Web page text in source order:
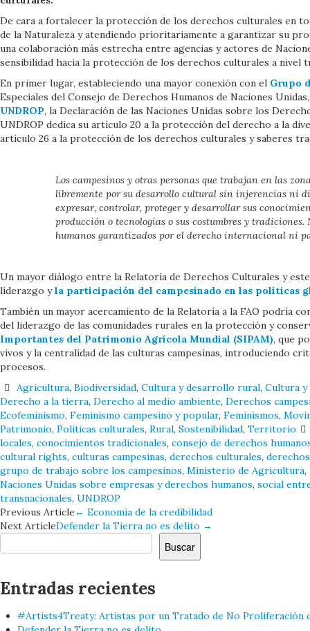
De cara a fortalecer la protección de los derechos culturales en
de la Naturaleza y atendiendo prioritariamente a garantizar su
una colaboración más estrecha entre agencias y actores de
sensibilidad hacia la protección de los derechos culturales a nivel
En primer lugar, estableciendo una mayor conexión con el Grupo
Especiales del Consejo de Derechos Humanos de Naciones
UNDROP, la Declaración de las Naciones Unidas sobre los
UNDROP dedica su artículo 20 a la protección del derecho a la
artículo 26 a la protección de los derechos culturales y saberes
Los campesinos y otras personas que trabajan en las
libremente por su desarrollo cultural sin injerencias ni
expresar, controlar, proteger y desarrollar sus
producción o tecnologías o sus costumbres y
humanos garantizados por el derecho internacional ni
Un mayor diálogo entre la Relatoría de Derechos Culturales y
liderazgo yla participación del campesinado en las políticas
También un mayor acercamiento de la Relatoría a la FAO
del liderazgo de las comunidades rurales en la protección y
Importantes del Patrimonio Agrícola Mundial (SIPAM), que
vivos y la centralidad de las culturas campesinas, introduciendo
procesos.
Agricultura, Biodiversidad, Cultura y desarrollo rural, Cultura
Derecho a la tierra, Derecho al medio ambiente, Derechos
Ecofeminismo, Feminismo campesino y popular, Feminismos,
Patrimonio, Políticas culturales, Rural, Sostenibilidad, Territorio
locales, conocimientos tradicionales, consejo de derechos
cultural rights, culturas campesinas, derechos culturales,
grupo de trabajo sobre los campesinos, Ministerio de Agricultura,
Naciones Unidas sobre empresas y derechos humanos, social
transnacionales, UNDROP
Navegación
de
entradas
Previous Article ← Economía de la credibilidad
Next ArticleDefender la Tierra no es delito →
Buscar
Buscar
Entradas recientes
#Artists4Treaty: Artistas por un Tratado de No Proliferación